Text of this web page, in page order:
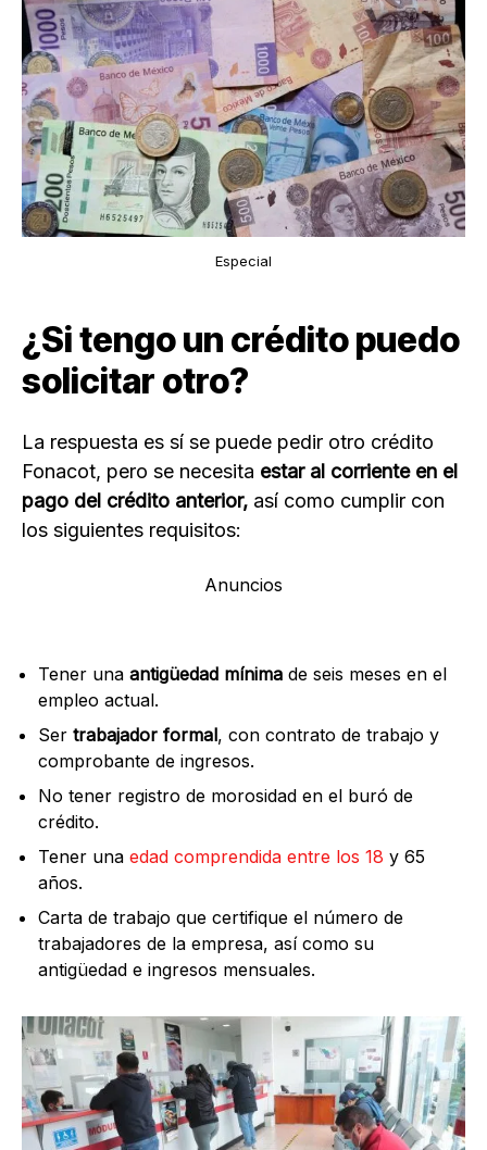
Especial
¿Si tengo un crédito puedo
solicitar otro?
La respuesta es sí se puede pedir otro crédito
Fonacot, pero se necesita estar al corriente en el
pago del crédito anterior, así como cumplir con
los siguientes requisitos:
Anuncios
Tener una antigüedad mínima de seis meses en el
empleo actual.
Ser trabajador formal, con contrato de trabajo y
comprobante de ingresos.
No tener registro de morosidad en el buró de
crédito.
Tener una edad comprendida entre los 18 y 65
años.
Carta de trabajo que certifique el número de
trabajadores de la empresa, así como su
antigüedad e ingresos mensuales.